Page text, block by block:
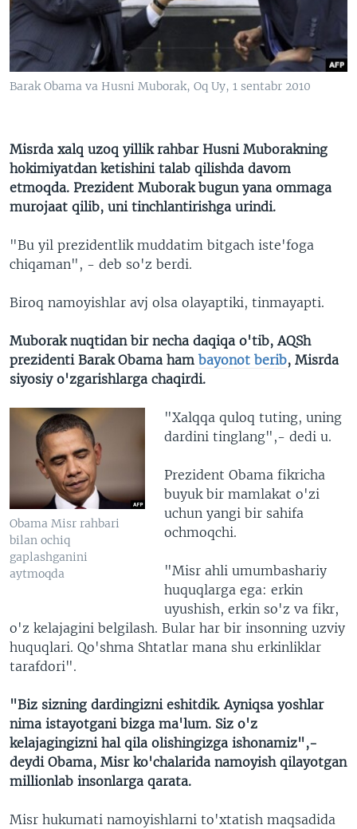
VIDEO
XABARLAR SURATLARDA
ODNOKLASSNIKI
TELEGRAM
TWITTER
Barak Obama va Husni Muborak, Oq Uy, 1 sentabr 2010
Misrda xalq uzoq yillik rahbar Husni Muborakning
hokimiyatdan ketishini talab qilishda davom
etmoqda. Prezident Muborak bugun yana ommaga
murojaat qilib, uni tinchlantirishga urindi.
"Bu yil prezidentlik muddatim bitgach iste'foga
chiqaman", - deb so'z berdi.
Biroq namoyishlar avj olsa olayaptiki, tinmayapti.
Muborak nuqtidan bir necha daqiqa o'tib, AQSh
prezidenti Barak Obama ham bayonot berib, Misrda
siyosiy o'zgarishlarga chaqirdi.
Obama Misr rahbari
bilan ochiq
gaplashganini
aytmoqda
"Xalqqa quloq tuting, uning
dardini tinglang",- dedi u.
Prezident Obama fikricha
buyuk bir mamlakat o'zi
uchun yangi bir sahifa
ochmoqchi.
"Misr ahli umumbashariy
huquqlarga ega: erkin
uyushish, erkin so'z va fikr,
o'z kelajagini belgilash. Bular har bir insonning uzviy
huquqlari. Qo'shma Shtatlar mana shu erkinliklar
tarafdori".
"Biz sizning dardingizni eshitdik. Ayniqsa yoshlar
nima istayotgani bizga ma'lum. Siz o'z
kelajagingizni hal qila olishingizga ishonamiz",-
deydi Obama, Misr ko'chalarida namoyish qilayotgan
millionlab insonlarga qarata.
Misr hukumati namoyishlarni to'xtatish maqsadida